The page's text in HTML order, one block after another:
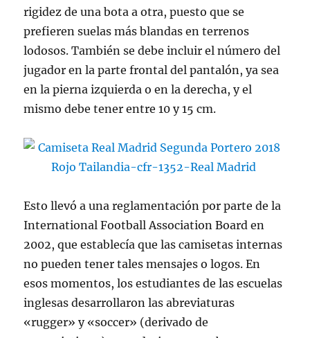
rigidez de una bota a otra, puesto que se
prefieren suelas más blandas en terrenos
lodosos. También se debe incluir el número del
jugador en la parte frontal del pantalón, ya sea
en la pierna izquierda o en la derecha, y el
mismo debe tener entre 10 y 15 cm.
Esto llevó a una reglamentación por parte de la
International Football Association Board en
2002, que establecía que las camisetas internas
no pueden tener tales mensajes o logos. En
esos momentos, los estudiantes de las escuelas
inglesas desarrollaron las abreviaturas
«rugger» y «soccer» (derivado de